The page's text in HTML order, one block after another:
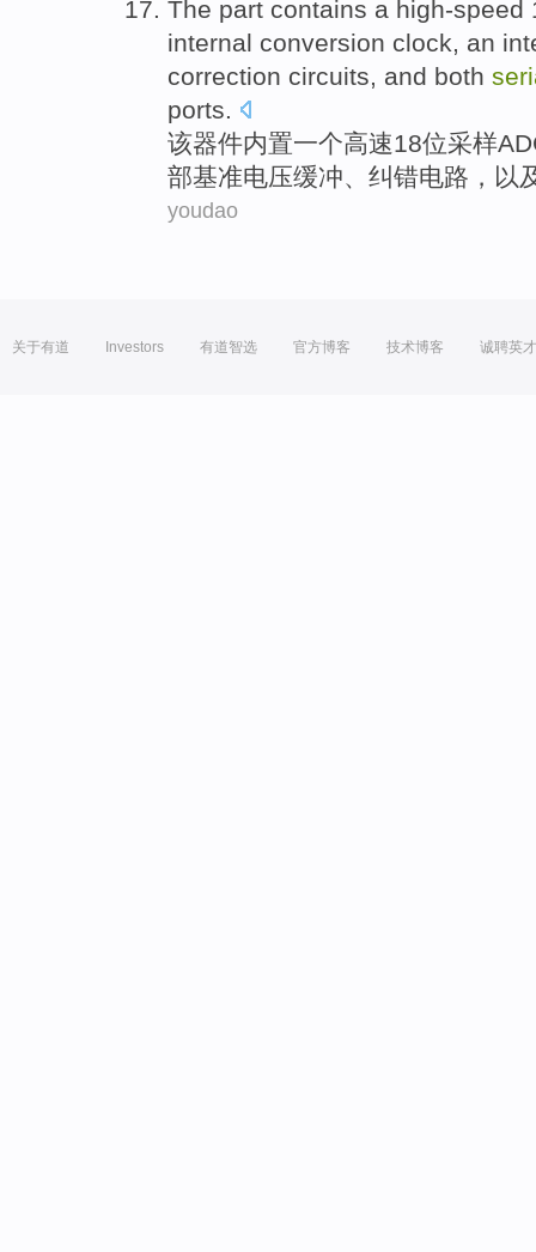
The part contains a high-speed
internal conversion clock, an
correction circuits, and both
ports.
该器件内置一个高速18位采样
部基准电压缓冲、 纠错电路 ， 以
youdao
关于有道 Investors 有道智选 官方博客 技术博客 诚聘英才